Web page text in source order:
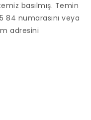
basılmış. Temin
numarasını veya
adresini